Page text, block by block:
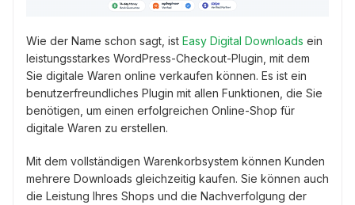
Wie der Name schon sagt, ist Easy Digital Downloads ein
leistungsstarkes WordPress-Checkout-Plugin, mit dem
Sie digitale Waren online verkaufen können. Es ist ein
benutzerfreundliches Plugin mit allen Funktionen, die Sie
benötigen, um einen erfolgreichen Online-Shop für
digitale Waren zu erstellen.
Mit dem vollständigen Warenkorbsystem können Kunden
mehrere Downloads gleichzeitig kaufen. Sie können auch
die Leistung Ihres Shops und die Nachverfolgung der